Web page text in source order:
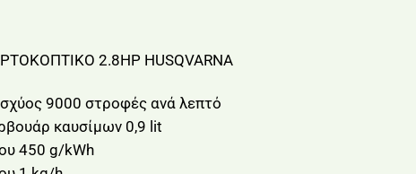
2.8HP HUSQVARNA
9000 στροφές ανά λεπτό
καυσίμων 0,9 lit
450 g/kWh